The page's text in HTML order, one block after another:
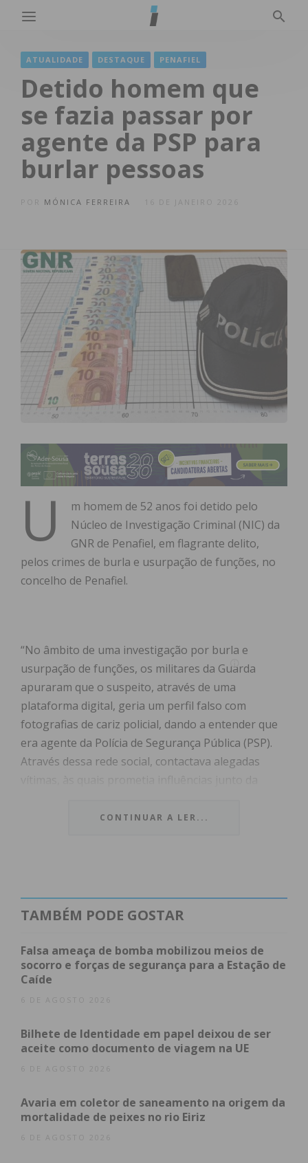
ATUALIDADE DESTAQUE PENAFIEL
Detido homem que
se fazia passar por
agente da PSP para
burlar pessoas
MÓNICA FERREIRA 16 DE JANEIRO 2026
U
m homem de 52 anos foi detido pelo
Núcleo de Investigação Criminal (NIC) da
GNR de Penafiel, em flagrante delito,
pelos crimes de burla e usurpação de funções, no
concelho de Penafiel.
“No âmbito de uma investigação por burla e
usurpação de funções, os militares da Guarda
apuraram que o suspeito, através de uma
plataforma digital, geria um perfil falso com
fotografias de cariz policial, dando a entender que
era agente da Polícia de Segurança Pública (PSP).
Através dessa rede social, contactava alegadas
trânsito e legalização de veículos apreendidos,
públicos e exibia montagens fotográficas com
As autoridades desencadearam uma ação policial
no concelho de Penafiel, que culminou na detenção
do suspeito em flagrante delito, no momento em
uma mulher de 49 anos, bem como na realização de
uma busca domiciliária, da qual resultou a
O detido foi constituído arguido e os factos foram
CONTINUAR A LER...
TAMBÉM PODE GOSTAR
Falsa ameaça de bomba mobilizou meios de
socorro e forças de segurança para a Estação de
Caíde
6 DE AGOSTO 2026
Bilhete de Identidade em papel deixou de ser
aceite como documento de viagem na UE
6 DE AGOSTO 2026
Avaria em coletor de saneamento na origem da
mortalidade de peixes no rio Eiriz
6 DE AGOSTO 2026